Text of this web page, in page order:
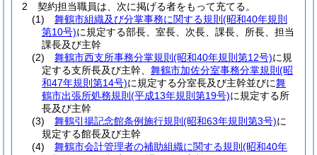
2
契約担当職員は、次に掲げる者をもって充てる。
(1)
舞鶴市組織及び分掌事務に関する規則 (昭和40年規則
第10号)に規定する部長、室長、次長、課長、所長、担当
課長及び主幹
(2)
舞鶴市西支所事務分掌規則 (昭和40年規則第12号)に規
定する支所長及び主幹、 舞鶴市加佐分室事務分掌規則 (昭
和47年規則第14号)に規定する分室長及び主幹並びに舞
鶴市出張所処務規則 (平成13年規則第19号)に規定する所
長及び主幹
(3)
舞鶴引揚記念館条例施行規則 (昭和63年規則第3号)に
規定する館長及び主幹
(4)
舞鶴市会計管理者の補助組織に関する規則 (昭和40年